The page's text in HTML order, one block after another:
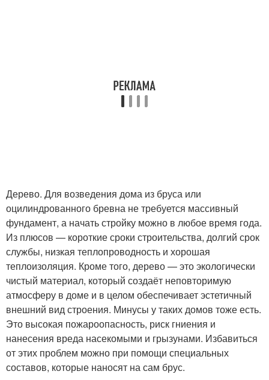
Дерево. Для возведения дома из бруса или
оцилиндрованного бревна не требуется массивный
фундамент, а начать стройку можно в любое время года.
Из плюсов — короткие сроки строительства, долгий срок
службы, низкая теплопроводность и хорошая
теплоизоляция. Кроме того, дерево — это экологически
чистый материал, который создаёт неповторимую
атмосферу в доме и в целом обеспечивает эстетичный
внешний вид строения. Минусы у таких домов тоже есть.
Это высокая пожароопасность, риск гниения и
нанесения вреда насекомыми и грызунами. Избавиться
от этих проблем можно при помощи специальных
составов, которые наносят на сам брус.